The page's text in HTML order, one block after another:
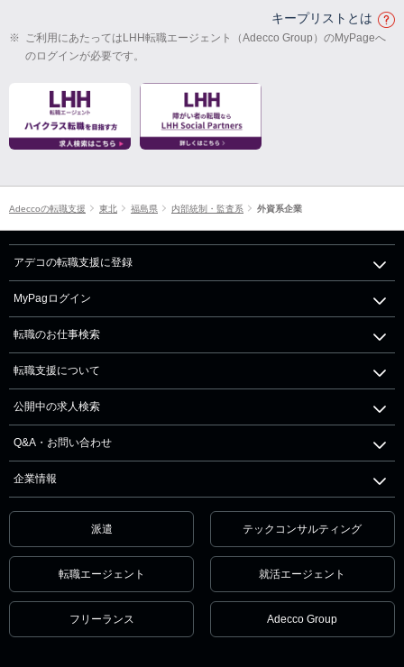
キープリストとは
※ ご利用にあたってはLHH転職エージェント（Adecco Group）のMyPageへ
のログインが必要です。
Adeccoの転職支援 東北 福島県 内部統制・監査系 外資系企業
アデコの転職支援に登録
MyPagログイン
転職のお仕事検索
転職支援について
公開中の求人検索
Q&A・お問い合わせ
企業情報
派遣 テックコンサルティング
転職エージェント 就活エージェント
フリーランス Adecco Group